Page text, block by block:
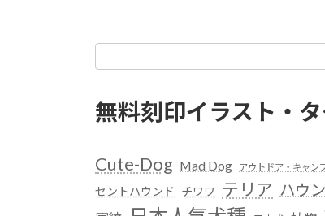
無料刻印イラスト・
Cute-Dog Mad Dog アウトドア・キャン
セントハウンド チワワ テリア ハウ